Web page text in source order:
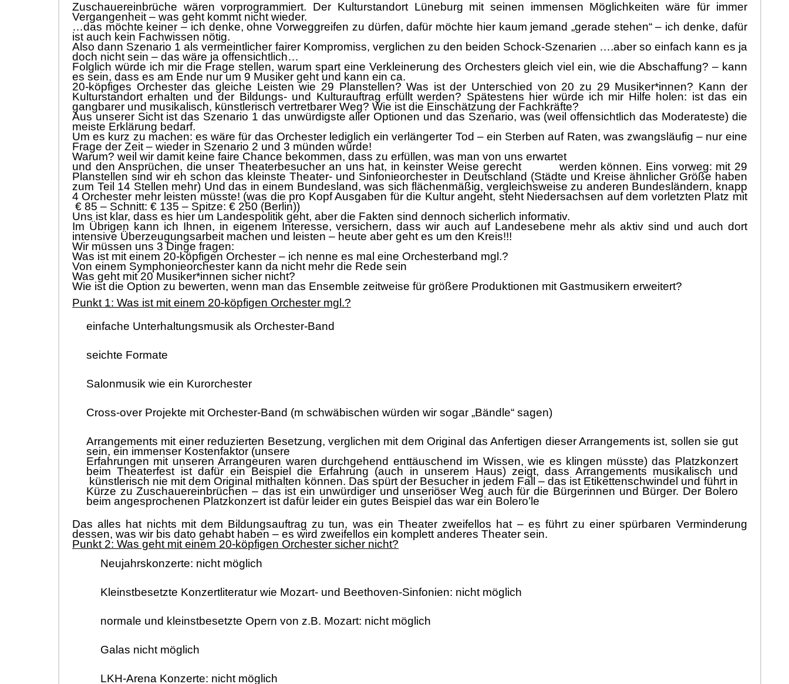
Zuschauereinbrüche wären vorprogrammiert. Der Kulturstandort Lüneburg mit seinen immensen Möglichkeiten wäre für immer
Vergangenheit– was geht kommt nicht wieder.
…das möchte keiner– ich denke, ohne Vorweggreifen zu dürfen, dafür möchte hier kaum jemand „gerade stehen“ – ich denke, dafür
ist auch kein Fachwissen nötig.
Also dann Szenario 1 als vermeintlicher fairer Kompromiss, verglichen zu den beiden Schock-Szenarien ….aber so einfach kann es ja
doch nicht sein – das wäre ja offensichtlich…
Folglich würde ich mir die Frage stellen, warum spart eine Verkleinerung des Orchesters gleich viel ein, wie die Abschaffung? –kann
es sein, dass es am Ende nur um 9 Musiker geht und kann ein ca.
20-köpfiges Orchester das gleiche Leisten wie 29 Planstellen? Was ist der Unterschied von 20 zu 29 Musiker*innen? Kann der
Kulturstandort erhalten und der Bildungs- und Kulturauftrag erfü llt werden? Spätestens hier würde ich mir Hilfe holen: ist das ein
gangbarer und musikalisch, künstlerisch vertretbarer Weg? Wie ist die Einschätzung der Fachkräfte?
Aus unserer Sicht ist das Szenario 1 das unwürdigste aller Optionen und das Szenario, was (weil offensichtlich das Moderateste) die
meiste Erklärung bedarf.
Um es kurz zu machen: es wäre für das Orchester lediglich ein verlängerter Tod –ein Sterben auf Raten, was zwangsläufig– nur eine
Frage der Zeit– wieder in Szenario 2 und 3 münden würde!
Warum? weil wir damit keine faire Chance bekommen, dass zu erfü llen, was man von uns erwartet
und den Ansprüchen, die unser Theaterbesucher an uns hat, in keinster Weise gerecht werden können. Eins vorweg: mit 29
Planstellen sind wir eh schon das kleinste Theater- und Sinfonieorchester in Deutschland (Städte und Kreise ähnlicher Größe haben
zum Teil 14 Stellen mehr) Und das in einem Bundesland, was sich flächenmäßig, vergleichsweise zu anderen Bundesländern, knapp
4 Orchester mehr leisten müsste! (was die pro Kopf Ausgaben für die Kultur angeht, steht Niedersachsen auf dem vorletzten Platz mit
€ 85 – Schnitt: € 135 – Spitze: € 250 (Berlin))
Uns ist klar, dass es hier um Landespolitik geht, aber die Fakten sind dennoch sicherlich informativ.
Im Übrigen kann ich Ihnen, in eigenem Interesse, versichern, dass wir auch auf Landesebene mehr als aktiv sind und auch dort
intensive Überzeugungsarbeit machen und leisten – heute aber geht es um den Kreis!!!
Wir müssen uns 3 Dinge fragen:
Was ist mit einem 20-köpfigen Orchester – ich nenne es mal eine Orchesterband mgl.?
Von einem Symphonieorchester kann da nichtmehr die Rede sein
Was geht mit 20 Musiker*innen sicher nicht?
Wie ist die Option zu bewerten, wenn man das Ensemble zeitweise für größere Produktionen mit Gastmusikern erweitert?
Punkt 1: Was ist mit einem 20-köpfigen Orchester mgl.?
einfache Unterhaltungsmusik als Orchester-Band
seichte Formate
Salonmusik wie ein Kurorchester
Cross-over Projekte mitOrchester-Band (m schwäbischen würden wir sogar „Bändle“sagen)
Arrangements mit einer reduzierten Besetzung, verglichen mit dem Original das Anfertigen dieser Arrangements ist, sollen sie gut
sein, ein immenser Kostenfaktor (unsere
Erfahrungen mit unserenArrangeuren waren durchgehend enttäuschend im Wissen, wie es klingen müsste)das Platzkonzert
beimTheaterfest ist dafür ein Beispiel die Erfahrung (auch in unserem Haus) zeigt, dass Arrangements musikalisch und
künstlerisch nie mit dem Original mithalten können. Das spürt der Besucher in jedem Fall– das ist Etikettenschwindel und führt in
Kürze zu Zuschauereinbrüchen– das ist ein unwürdiger und unseriöser Weg auch für die Bürgerinnen und Bürger. Der Bolero
beim angesprochenen Platzkonzert ist dafür leider ein gutes Beispiel das war ein Bolero’le
Das alles hat nichts mit dem Bildungsauftrag zu tun, was ein Theaterzweifellos hat –es führt zu einerspürbaren Verminderung
dessen, was wir bis dato gehabt haben – es wird zweifellos ein komplett anderes Theater sein.
Punkt 2: Was geht mit einem 20-köpfigen Orchester sicher nicht?
Neujahrskonzerte: nicht möglich
Kleinstbesetzte Konzertliteratur wie Mozart- und Beethoven-Sinfonien: nicht möglich
normale und kleinstbesetzte Opern von z.B. Mozart: nicht möglich
Galas nicht möglich
LKH-Arena Konzerte: nicht möglich